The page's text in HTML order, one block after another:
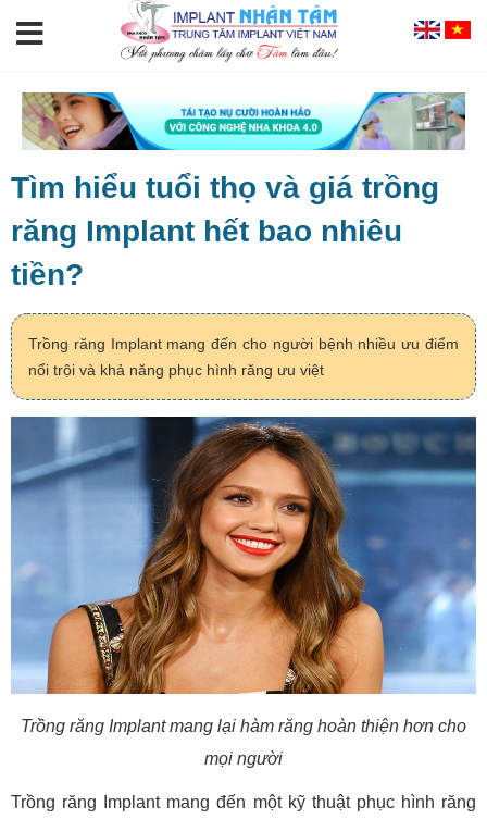
Tìm hiểu tuổi thọ và giá trồng
răng Implant hết bao nhiêu
tiền?
Trồng răng Implant mang đến cho người bệnh nhiều ưu điểm
nổi trội và khả năng phục hình răng ưu việt
Trồng răng Implant mang lại hàm răng hoàn thiện hơn cho
mọi người
Trồng răng Implant mang đến một kỹ thuật phục hình răng